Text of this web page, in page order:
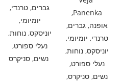
Panenka
,
אופנה,גברים,
טרנדי, יומיומי,
יוניסקס,נוחות,
נעלי ספורט,
נשים,סניקרס,
גברים, טרנדי,
יומיומי,
יוניסקס,נוחות,
נעלי ספורט,
נשים, סניקרס